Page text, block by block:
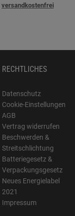
versandkostenfrei
RECHTLICHES
Datenschutz
Cookie-Einstellungen
AGB
Vertrag widerrufen
Beschwerden &
Streitschlichtung
Batteriegesetz &
Verpackungsgesetz
Neues Energielabel
2021
Impressum